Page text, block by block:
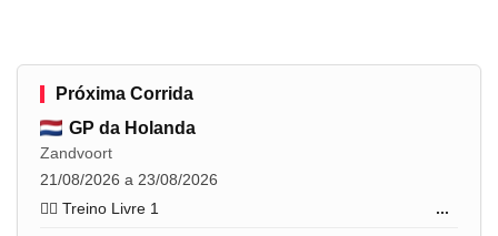
Próxima Corrida
GP da Holanda
Zandvoort
21/08/2026 a 23/08/2026
🏋️‍♂️ Treino Livre 1
...